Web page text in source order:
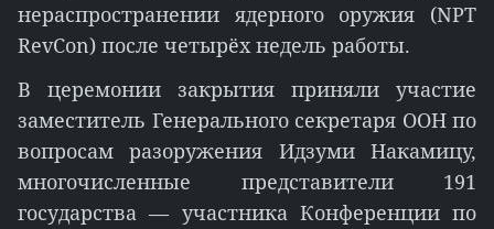
нераспространении ядерного оружия (NPT
RevCon) после четырёх недель работы.
В церемонии закрытия приняли участие
заместитель Генерального секретаря ООН по
вопросам разоружения Идзуми Накамицу,
многочисленные представители 191
государства — участника Конференции по